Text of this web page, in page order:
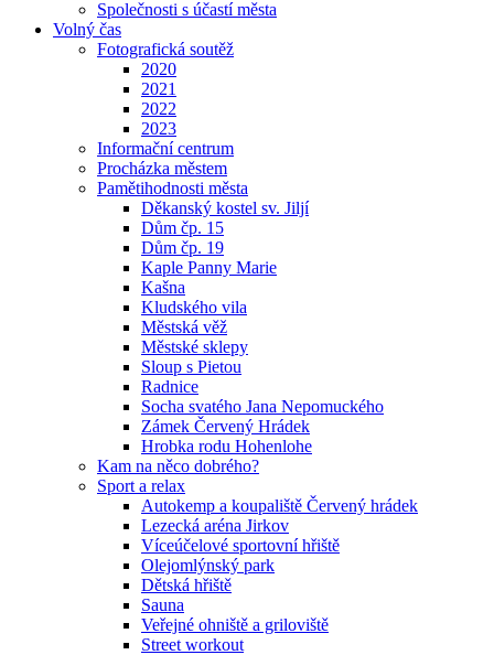
Společnosti s účastí města
Volný čas
Fotografická soutěž
2020
2021
2022
2023
Informační centrum
Procházka městem
Pamětihodnosti města
Děkanský kostel sv. Jiljí
Dům čp. 15
Dům čp. 19
Kaple Panny Marie
Kašna
Kludského vila
Městská věž
Městské sklepy
Sloup s Pietou
Radnice
Socha svatého Jana Nepomuckého
Zámek Červený Hrádek
Hrobka rodu Hohenlohe
Kam na něco dobrého?
Sport a relax
Autokemp a koupaliště Červený hrádek
Lezecká aréna Jirkov
Víceúčelové sportovní hřiště
Olejomlýnský park
Dětská hřiště
Sauna
Veřejné ohniště a griloviště
Street workout